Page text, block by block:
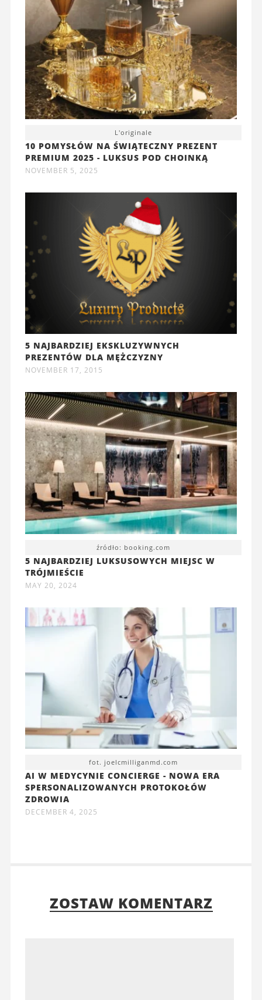
L'originale
10 POMYSŁÓW NA ŚWIĄTECZNY PREZENT
PREMIUM 2025 - LUKSUS POD CHOINKĄ
NOVEMBER 5, 2025
5 NAJBARDZIEJ EKSKLUZYWNYCH
PREZENTÓW DLA MĘŻCZYZNY
NOVEMBER 17, 2015
źródło: booking.com
5 NAJBARDZIEJ LUKSUSOWYCH MIEJSC W
TRÓJMIEŚCIE
MAY 20, 2024
fot. joelcmilliganmd.com
AI W MEDYCYNIE CONCIERGE - NOWA ERA
SPERSONALIZOWANYCH PROTOKOŁÓW
ZDROWIA
DECEMBER 4, 2025
ZOSTAW KOMENTARZ